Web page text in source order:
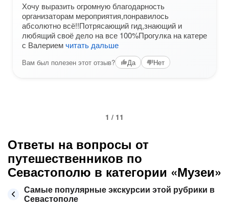
Хочу выразить огромную благодарность
организаторам мероприятия,понравилось
абсолютно всё!!Потрясающий гид,знающий и
любящий своё дело на все 100%Прогулка на катере
с Валериемчитать дальше
Вам был полезен этот отзыв? Да Нет
1 / 11
Ответы на вопросы от
путешественников по
Севастополю в категории «Музеи»
Самые популярные экскурсии этой рубрики в
Севастополе